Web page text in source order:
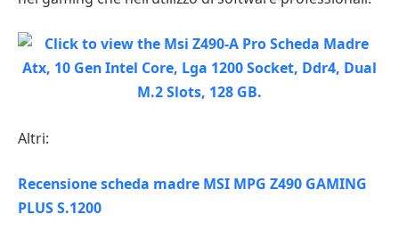
Altri:
Recensione scheda madre MSI MPG Z490 GAMING
PLUS S.1200